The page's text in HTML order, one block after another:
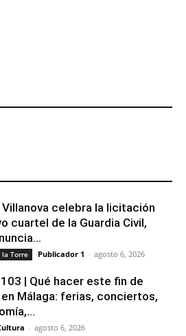
celebra la licitación
cuartel de la Guardia Civil,
la Torre Publicador 1 - agosto 6, 2026
| Qué hacer este fin de
en Málaga: ferias, conciertos,
- agosto 6, 2026